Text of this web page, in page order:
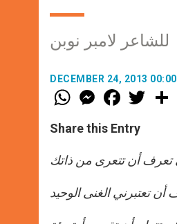
للشاعر لامبر نوبن
DECEMBER 24, 2013 00:00
W
h
t
s
p
p
M
e
s
e
g
e
F
a
e
b
o
k
w
r
Share this Entry